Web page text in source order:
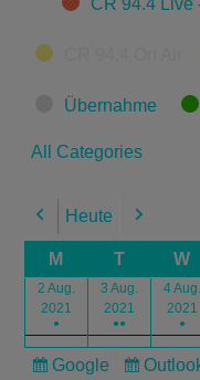
CR 94.4 Live
Übernahme
All Categories
Previous
Heute Next
M T W
2 Aug.
2021
●
3 Aug.
2021
●●
4 Aug.
2021
●
Subscribe
Google